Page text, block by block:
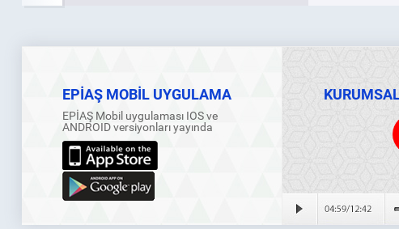
EPİAŞ MOBİL UYGULAMA
EPİAŞ Mobil uygulaması IOS ve
ANDROID versiyonları yayında